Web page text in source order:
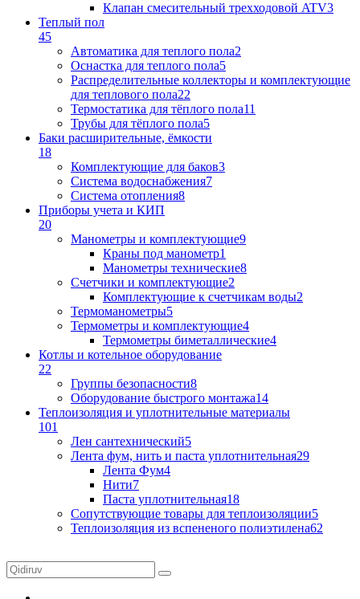
Клапан смесительный трехходовой ATV3
Теплый пол
45
Автоматика для теплого пола2
Оснастка для теплого пола5
Распределительные коллекторы и комплектующие
для теплового пола22
Термостатика для тёплого пола11
Трубы для тёплого пола5
Баки расширительные, ёмкости
18
Комплектующие для баков3
Система водоснабжения7
Система отопления8
Приборы учета и КИП
20
Манометры и комплектующие9
Краны под манометр1
Манометры технические8
Счетчики и комплектующие2
Комплектующие к счетчикам воды2
Термоманометры5
Термометры и комплектующие4
Термометры биметаллические4
Котлы и котельное оборудование
22
Группы безопасности8
Оборудование быстрого монтажа14
Теплоизоляция и уплотнительные материалы
101
Лен сантехнический5
Лента фум, нить и паста уплотнительная29
Лента Фум4
Нити7
Паста уплотнительная18
Сопутствующие товары для теплоизоляции5
Теплоизоляция из вспененого полиэтилена62